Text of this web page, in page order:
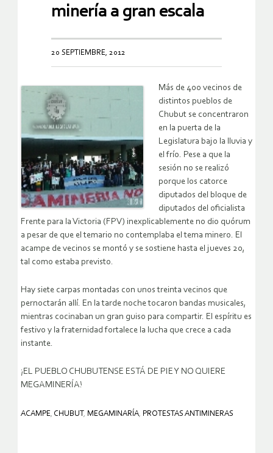
minería a gran escala
20 SEPTIEMBRE, 2012
Más de 400 vecinos de
distintos pueblos de
Chubut se concentraron
en la puerta de la
Legislatura bajo la lluvia y
el frío. Pese a que la
sesión no se realizó
porque los catorce
diputados del bloque de
diputados del oficialista
Frente para la Victoria (FPV) inexplicablemente no dio quórum
a pesar de que el temario no contemplaba el tema minero. El
acampe de vecinos se montó y se sostiene hasta el jueves 20,
tal como estaba previsto.
Hay siete carpas montadas con unos treinta vecinos que
pernoctarán allí. En la tarde noche tocaron bandas musicales,
mientras cocinaban un gran guiso para compartir. El espíritu es
festivo y la fraternidad fortalece la lucha que crece a cada
instante.
¡EL PUEBLO CHUBUTENSE ESTÁ DE PIE Y NO QUIERE
MEGAMINERÍA!
ACAMPE, CHUBUT , MEGAMINARÍA, PROTESTAS ANTIMINERAS